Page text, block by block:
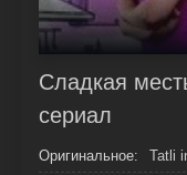
Сладкая
сериал
Оригинальное:
Tatli